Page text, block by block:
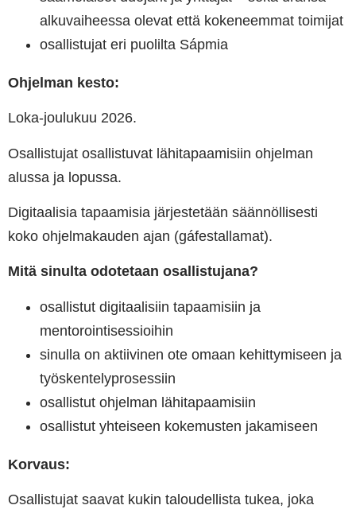
alkuvaiheessa olevat että kokeneemmat toimijat
osallistujat eri puolilta Sápmia
Ohjelman kesto:
Loka-joulukuu 2026.
Osallistujat osallistuvat lähitapaamisiin ohjelman
alussa ja lopussa.
Digitaalisia tapaamisia järjestetään säännöllisesti
koko ohjelmakauden ajan (gáfestallamat).
Mitä sinulta odotetaan osallistujana?
osallistut digitaalisiin tapaamisiin ja
mentorointisessioihin
sinulla on aktiivinen ote omaan kehittymiseen ja
työskentelyprosessiin
osallistut ohjelman lähitapaamisiin
osallistut yhteiseen kokemusten jakamiseen
Korvaus:
Osallistujat saavat kukin taloudellista tukea, joka